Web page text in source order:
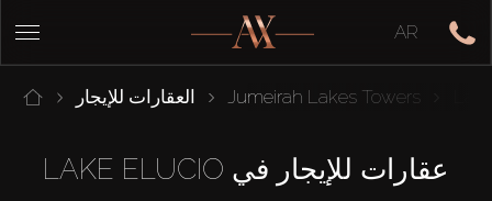
AR
العقارات للإيجار Jumeirah Lakes Towers
عقارات للإيجار في LAKE ELUCIO